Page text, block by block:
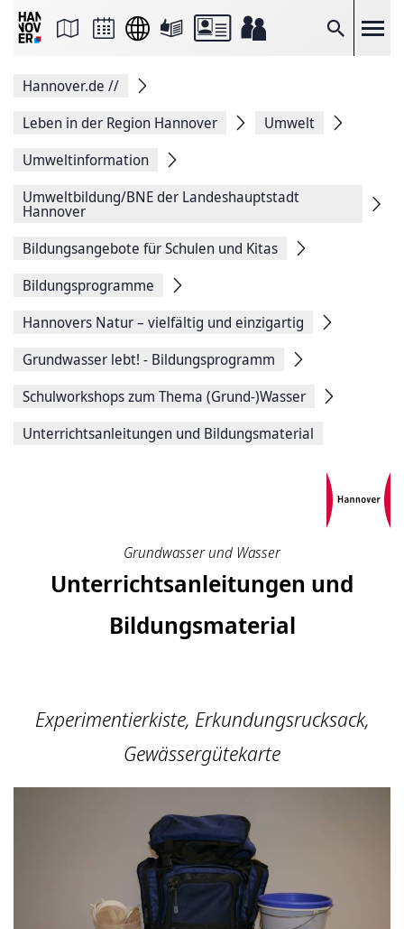
Suche
Seite
Facebook
teilen
Seitenlink
Seite
Drucken
Hannover.de //
Leben in der Region Hannover
Umwelt
Umweltinformation
Umweltbildung/BNE der Landeshauptstadt
Hannover
Bildungsangebote für Schulen und Kitas
Bildungsprogramme
Hannovers Natur – vielfältig und einzigartig
Grundwasser lebt! - Bildungsprogramm
Schulworkshops zum Thema (Grund-)Wasser
Unterrichtsanleitungen und Bildungsmaterial
Grundwasser und Wasser
Unterrichtsanleitungen und
Bildungsmaterial
Experimentierkiste, Erkundungsrucksack,
Gewässergütekarte